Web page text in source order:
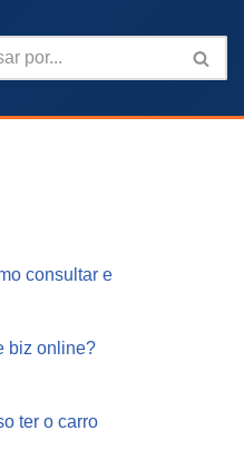
consultar e
biz online?
ter o carro